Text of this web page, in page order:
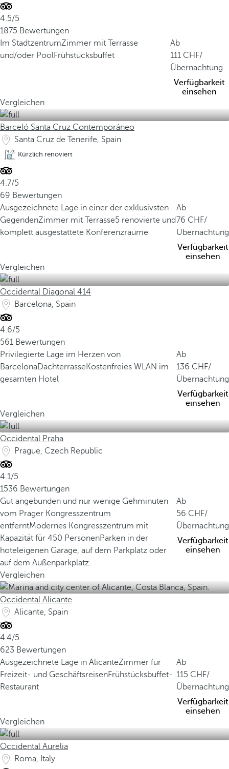
4.5/5
1875 Bewertungen
Im StadtzentrumZimmer mit Terrasse
und/oder PoolFrühstücksbuffet
Ab
111
/
Übernachtung
Verfügbarkeit
einsehen
Vergleichen
Barceló Santa Cruz Contemporáneo
Santa Cruz de Tenerife, Spain
Kürzlich renoviert
4.7/5
69 Bewertungen
Ausgezeichnete Lage in einer der exklusivsten
GegendenZimmer mit Terrasse5 renovierte und
komplett ausgestattete Konferenzräume
Ab
76
/
Übernachtung
Verfügbarkeit
einsehen
Vergleichen
Occidental Diagonal 414
Barcelona, Spain
4.6/5
561 Bewertungen
Privilegierte Lage im Herzen von
BarcelonaDachterrasseKostenfreies WLAN im
gesamten Hotel
Ab
136
/
Übernachtung
Verfügbarkeit
einsehen
Vergleichen
Occidental Praha
Prague, Czech Republic
4.1/5
1536 Bewertungen
Gut angebunden und nur wenige Gehminuten
vom Prager Kongresszentrum
entferntModernes Kongresszentrum mit
Kapazität für 450 PersonenParken in der
hoteleigenen Garage, auf dem Parkplatz oder
auf dem Außenparkplatz.
Ab
56
/
Übernachtung
Verfügbarkeit
einsehen
Vergleichen
Occidental Alicante
Alicante, Spain
4.4/5
623 Bewertungen
Ausgezeichnete Lage in AlicanteZimmer für
Freizeit- und GeschäftsreisenFrühstücksbuffet-
Restaurant
Ab
115
/
Übernachtung
Verfügbarkeit
einsehen
Vergleichen
Occidental Aurelia
Roma, Italy